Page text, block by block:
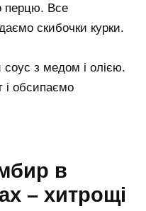
перцю. Все
скибочки курки.
з медом і олією.
і обсипаємо
в
– хитрощі